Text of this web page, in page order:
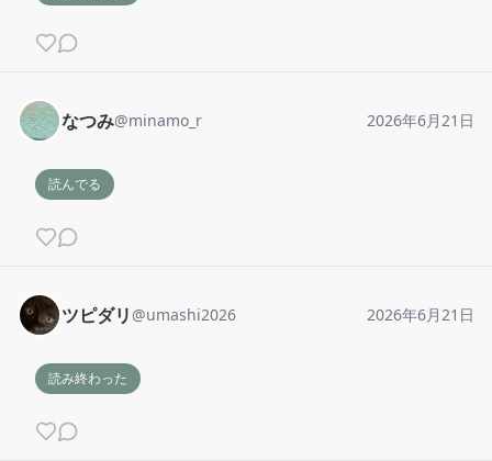
なつみ@minamo_r 2026年6月21日
読んでる
ツピダリ @umashi2026 2026年6月21日
読み終わった